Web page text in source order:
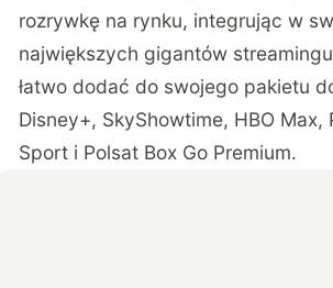
rozrywkę na rynku, integrując w
największych gigantów
łatwo dodać do swojego pakietu
Disney+, SkyShowtime, HBO Max,
Sport i Polsat Box Go Premium.